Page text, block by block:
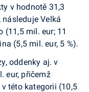
v hodnotě 31,3
Velká
(11,5 mil. eur; 11
(5,5 mil. eur, 5 %).
oddenky aj. v
eur, přičemž
této kategorii (10,5